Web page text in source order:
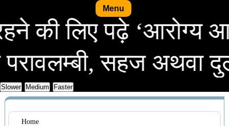
Menu
रहने की लिए पढ़े
सहज अथवा
Home